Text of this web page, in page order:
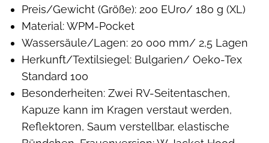
Preis/Gewicht (Größe): 200 EUro/ 180 g (XL)
Material: WPM-Pocket
Wassersäule/Lagen: 20 000 mm/ 2,5 Lagen
Herkunft/Textilsiegel: Bulgarien/ Oeko-Tex
Standard 100
Besonderheiten: Zwei RV-Seitentaschen,
Kapuze kann im Kragen verstaut werden,
Reflektoren, Saum verstellbar, elastische